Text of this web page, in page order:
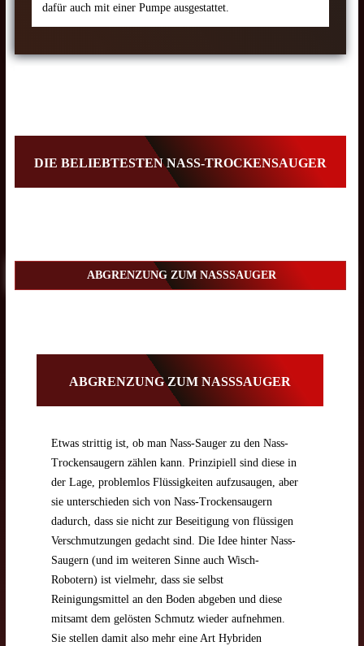
dafür auch mit einer Pumpe ausgestattet.
DIE BELIEBTESTEN NASS-TROCKENSAUGER
ABGRENZUNG ZUM NASSSAUGER
ABGRENZUNG ZUM NASSSAUGER
Etwas strittig ist, ob man Nass-Sauger zu den Nass-
Trockensaugern zählen kann. Prinzipiell sind diese in
der Lage, problemlos Flüssigkeiten aufzusaugen, aber
sie unterschieden sich von Nass-Trockensaugern
dadurch, dass sie nicht zur Beseitigung von flüssigen
Verschmutzungen gedacht sind. Die Idee hinter Nass-
Saugern (und im weiteren Sinne auch Wisch-
Robotern) ist vielmehr, dass sie selbst
Reinigungsmittel an den Boden abgeben und diese
mitsamt dem gelösten Schmutz wieder aufnehmen.
Sie stellen damit also mehr eine Art Hybriden